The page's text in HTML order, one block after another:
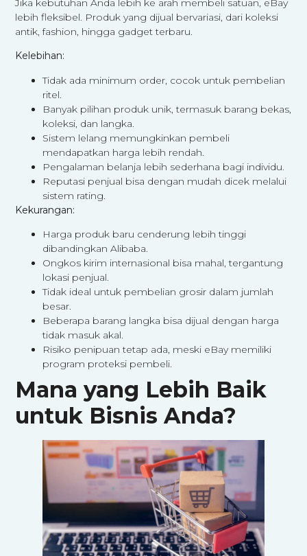
Jika kebutuhan Anda lebih ke arah membeli satuan, eBay
lebih fleksibel. Produk yang dijual bervariasi, dari koleksi
antik, fashion, hingga gadget terbaru.
Kelebihan:
Tidak ada minimum order, cocok untuk pembelian
ritel.
Banyak pilihan produk unik, termasuk barang bekas,
koleksi, dan langka.
Sistem lelang memungkinkan pembeli
mendapatkan harga lebih rendah.
Pengalaman belanja lebih sederhana bagi individu.
Reputasi penjual bisa dengan mudah dicek melalui
sistem rating.
Kekurangan:
Harga produk baru cenderung lebih tinggi
dibandingkan Alibaba.
Ongkos kirim internasional bisa mahal, tergantung
lokasi penjual.
Tidak ideal untuk pembelian grosir dalam jumlah
besar.
Beberapa barang langka bisa dijual dengan harga
tidak masuk akal.
Risiko penipuan tetap ada, meski eBay memiliki
program proteksi pembeli.
Mana yang Lebih Baik
untuk Bisnis Anda?